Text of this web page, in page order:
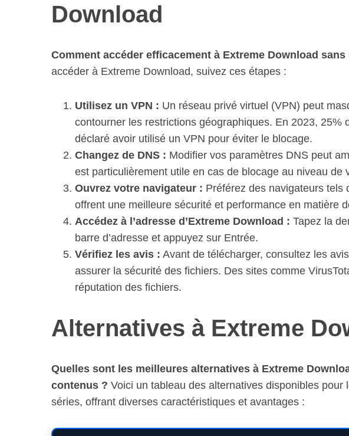
Download
Comment accéder efficacement à Extreme Download
accéder à Extreme Download, suivez ces étapes :
Utilisez un VPN : Un réseau privé virtuel (VPN) peut
contourner les restrictions géographiques. En 2023, 25%
déclaré avoir utilisé un VPN pour éviter le blocage.
Changez de DNS : Modifier vos paramètres DNS peut
est particulièrement utile en cas de blocage au niveau de
Ouvrez votre navigateur : Préférez des navigateurs tels
offrent une meilleure sécurité et performance en matière
Accédez à l’adresse d’Extreme Download : Tapez la
barre d’adresse et appuyez sur Entrée.
Vérifiez les avis : Avant de télécharger, consultez les
assurer la sécurité des fichiers. Des sites comme
réputation des fichiers.
Alternatives à Extreme
Quelles sont les meilleures alternatives à Extreme
contenus ? Voici un tableau des alternatives disponibles pour
séries, offrant diverses caractéristiques et avantages :
o